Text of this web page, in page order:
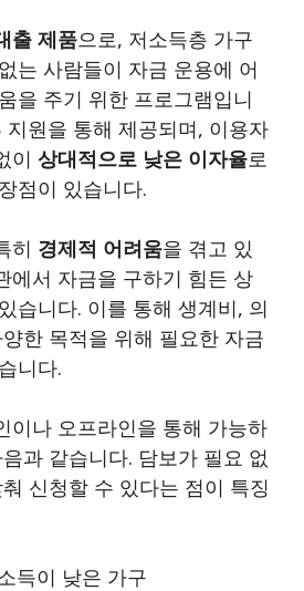
출 제품으로, 저소득층 가구
는 사람들이 자금 운용에 어
을 주기 위한 프로그램입니
지원을 통해 제공되며, 이용자
이 상대적으로 낮은 이자율로
점이 있습니다.
히 경제적 어려움을 겪고 있
에서 자금을 구하기 힘든 상
습니다. 이를 통해 생계비, 의
한 목적을 위해 필요한 자금
니다.
이나 오프라인을 통해 가능하
과 같습니다. 담보가 필요 없
신청할 수 있다는 점이 특징
득이 낮은 가구